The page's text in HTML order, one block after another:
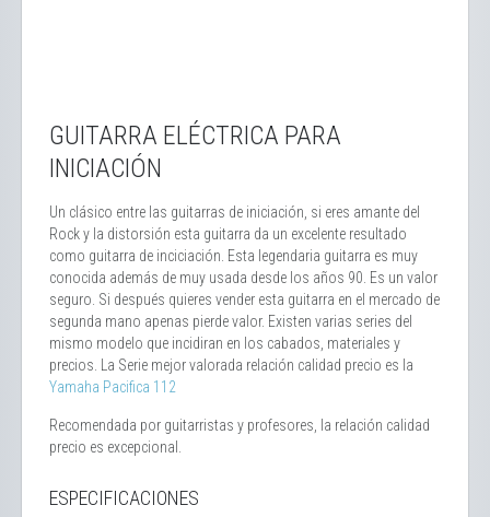
GUITARRA ELÉCTRICA PARA
INICIACIÓN
Un clásico entre las guitarras de iniciación, si eres amante del
Rock y la distorsión esta guitarra da un excelente resultado
como guitarra de inciciación. Esta legendaria guitarra es muy
conocida además de muy usada desde los años 90. Es un valor
seguro. Si después quieres vender esta guitarra en el mercado de
segunda mano apenas pierde valor. Existen varias series del
mismo modelo que incidiran en los cabados, materiales y
precios. La Serie mejor valorada relación calidad precio es la
Yamaha Pacifica 112
Recomendada por guitarristas y profesores, la relación calidad
precio es excepcional.
ESPECIFICACIONES